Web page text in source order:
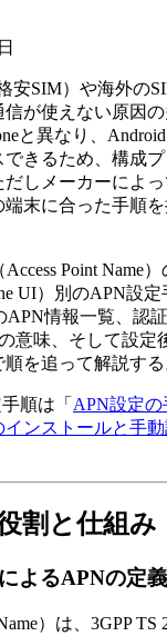
安SIM）や海外の
が使えない原因
と異なり、
できるため、構成
だしメーカーによ
末に合った手順
Point Name
UI）別のAPN設
情報一覧、認
意味、そして設定
を追って解説する
順は「 APN設定
ンストールと手
割と仕組み
よるAPNの定義
）は、3GPP TS